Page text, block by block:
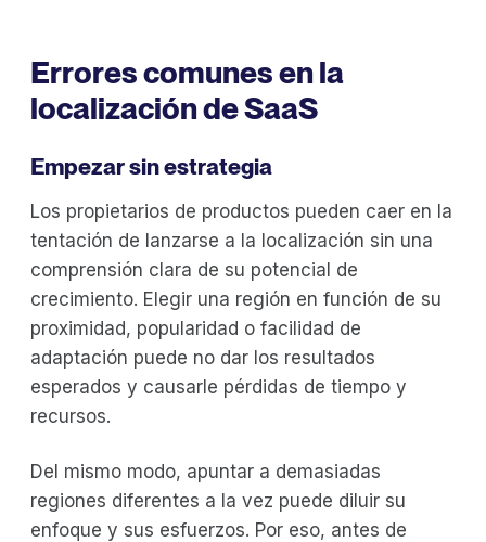
Errores comunes en la
localización de SaaS
Empezar sin estrategia
Los propietarios de productos pueden caer en la
tentación de lanzarse a la localización sin una
comprensión clara de su potencial de
crecimiento. Elegir una región en función de su
proximidad, popularidad o facilidad de
adaptación puede no dar los resultados
esperados y causarle pérdidas de tiempo y
recursos.
Del mismo modo, apuntar a demasiadas
regiones diferentes a la vez puede diluir su
enfoque y sus esfuerzos. Por eso, antes de